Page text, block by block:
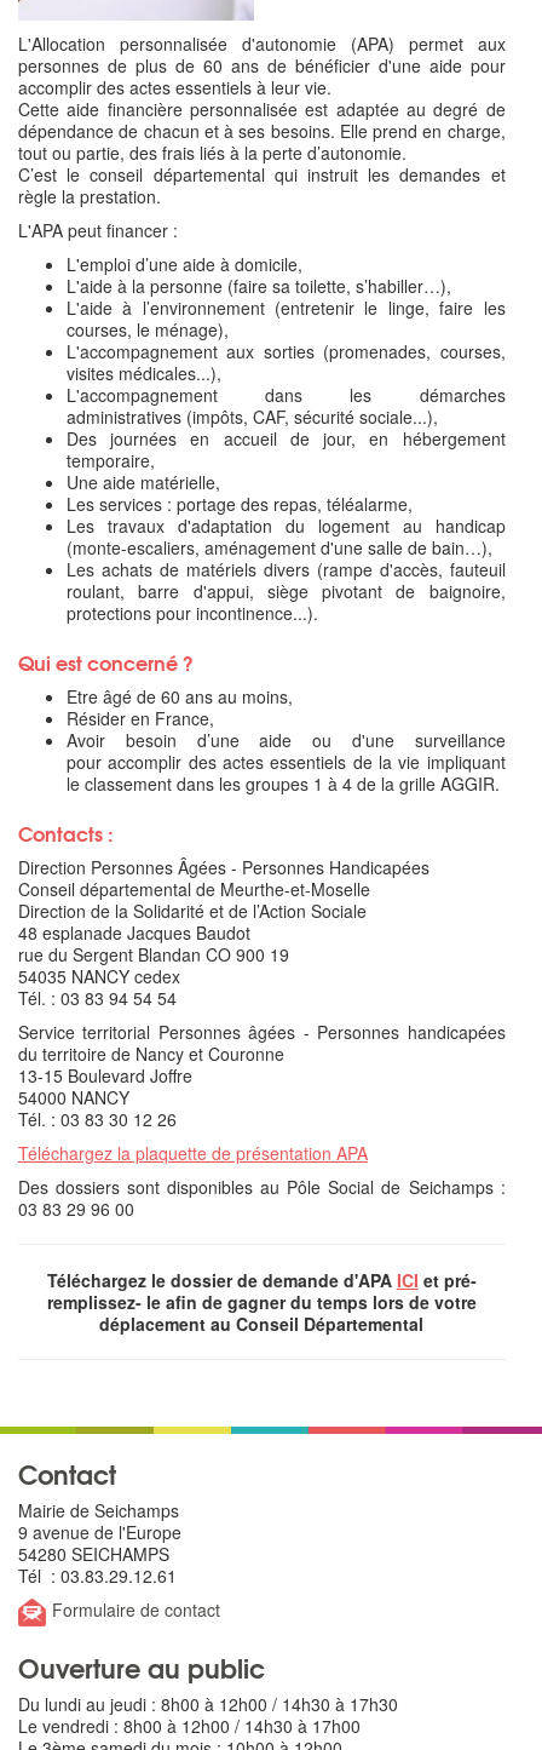
L'Allocation personnalisée d'autonomie (APA) permet aux
personnes de plus de 60 ans de bénéficier d'une aide pour
accomplir des actes essentiels à leur vie.
Cette aide financière personnalisée est adaptée au degré de
dépendance de chacun et à ses besoins. Elle prend en charge,
tout ou partie, des frais liés à la perte d’autonomie.
C’est le conseil départemental qui instruit les demandes et
règle la prestation.
L'APA peut financer :
L'emploi d’une aide à domicile,
L'aide à la personne (faire sa toilette, s’habiller…),
L'aide à l’environnement (entretenir le linge, faire les
courses, le ménage),
L'accompagnement aux sorties (promenades, courses,
visites médicales...),
L'accompagnement dans les démarches
administratives (impôts, CAF, sécurité sociale...),
Des journées en accueil de jour, en hébergement
temporaire,
Une aide matérielle,
Les services : portage des repas, téléalarme,
Les travaux d'adaptation du logement au handicap
(monte-escaliers, aménagement d'une salle de bain…),
Les achats de matériels divers (rampe d'accès, fauteuil
roulant, barre d'appui, siège pivotant de baignoire,
protections pour incontinence...).
Qui est concerné ?
Etre âgé de 60 ans au moins,
Résider en France,
Avoir besoin d’une aide ou d'une surveillance
pour accomplir des actes essentiels de la vie impliquant
le classement dans les groupes 1 à 4 de la grille AGGIR.
Contacts :
Direction Personnes Âgées - Personnes Handicapées
Conseil départemental de Meurthe-et-Moselle
Direction de la Solidarité et de l’Action Sociale
48 esplanade Jacques Baudot
rue du Sergent Blandan CO 900 19
54035 NANCY cedex
Tél. : 03 83 94 54 54
Service territorial Personnes âgées - Personnes handicapées
du territoire de Nancy et Couronne
13-15 Boulevard Joffre
54000 NANCY
Tél. : 03 83 30 12 26
Téléchargez la plaquette de présentation APA
Des dossiers sont disponibles au Pôle Social de Seichamps :
03 83 29 96 00
Téléchargez le dossier de demande d'APA ICI et pré-
remplissez- le afin de gagner du temps lors de votre
déplacement au Conseil Départemental
Contact
Mairie de Seichamps
9 avenue de l'Europe
54280 SEICHAMPS
Tél : 03.83.29.12.61
Formulaire de contact
Ouverture au public
Du lundi au jeudi : 8h00 à 12h00 / 14h30 à 17h30
Le vendredi : 8h00 à 12h00 / 14h30 à 17h00